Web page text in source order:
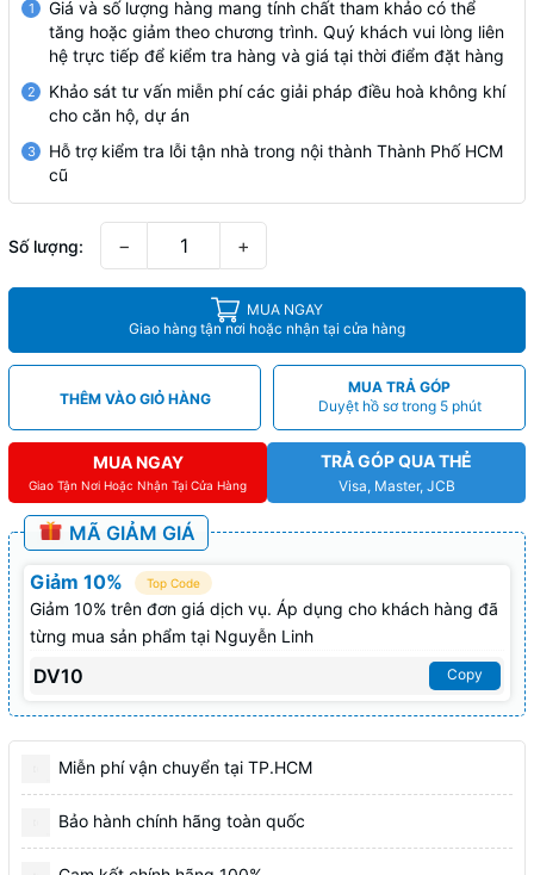
1
Giá và số lượng hàng mang tính chất tham khảo có thể
tăng hoặc giảm theo chương trình. Quý khách vui lòng liên
hệ trực tiếp để kiểm tra hàng và giá tại thời điểm đặt hàng
2
Khảo sát tư vấn miễn phí các giải pháp điều hoà không khí
cho căn hộ, dự án
3
Hỗ trợ kiểm tra lỗi tận nhà trong nội thành Thành Phố HCM
cũ
Số lượng: − +
MUA NGAY
Giao hàng tận nơi hoặc nhận tại cửa hàng
THÊM VÀO GIỎ HÀNG
MUA TRẢ GÓP
Duyệt hồ sơ trong 5 phút
MUA NGAY
Giao Tận Nơi Hoặc Nhận Tại Cửa Hàng
TRẢ GÓP QUA THẺ
Visa, Master, JCB
MÃ GIẢM GIÁ
Giảm 10% Top Code
Giảm 10% trên đơn giá dịch vụ. Áp dụng cho khách hàng đã
từng mua sản phẩm tại Nguyễn Linh
DV10 Copy
Miễn phí vận chuyển tại TP.HCM
Bảo hành chính hãng toàn quốc